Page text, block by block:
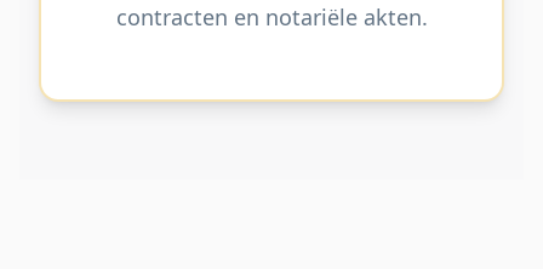
contracten en notariële akten.